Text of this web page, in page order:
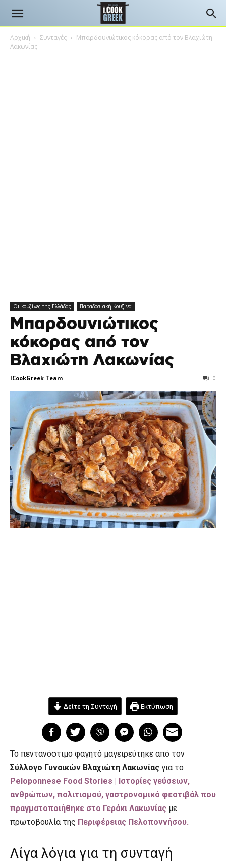
Αρχική Συνταγές
Μπαρδουνιώτικος κόκορας από τον Βλαχιώτη
Λακωνίας
Οι κουζίνες της Ελλάδας Παραδοσιακή Κουζίνα
Μπαρδουνιώτικος
κόκορας από τον
Βλαχιώτη Λακωνίας
ICookGreek Team 0
Δείτε τη Συνταγή Εκτύπωση
Το πεντανόστιμο φαγητό μαγειρεύτηκε από τον
Σύλλογο Γυναικών Βλαχιώτη Λακωνίας για το
Peloponnese Food Stories | Ιστορίες γεύσεων,
ανθρώπων, πολιτισμού, γαστρονομικό φεστιβάλ που
πραγματοποιήθηκε στο Γεράκι Λακωνίας με
πρωτοβουλία της Περιφέρειας Πελοποννήσου.
Λίγα λόγια για τη συνταγή